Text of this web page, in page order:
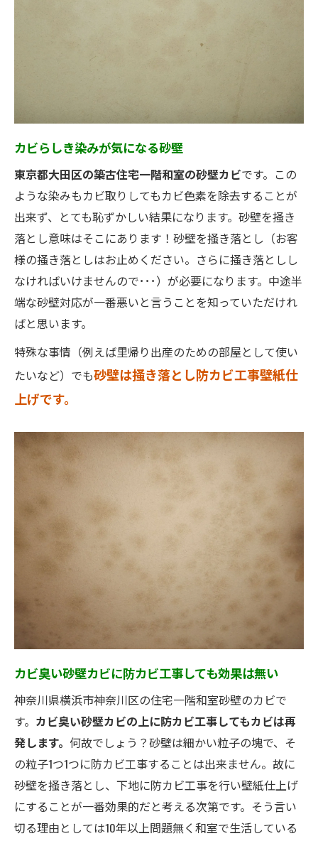
カビらしき染みが気になる砂壁
東京都大田区の築古住宅一階和室の砂壁カビです。この
ような染みもカビ取りしてもカビ色素を除去することが
出来ず、とても恥ずかしい結果になります。砂壁を掻き
落とし意味はそこにあります！砂壁を掻き落とし（お客
様の掻き落としはお止めください。さらに掻き落としし
なければいけませんので･･･）が必要になります。中途半
端な砂壁対応が一番悪いと言うことを知っていただけれ
ばと思います。
特殊な事情（例えば里帰り出産のための部屋として使い
たいなど）でも砂壁は掻き落とし防カビ工事壁紙仕
上げです。
カビ臭い砂壁カビに防カビ工事しても効果は無い
神奈川県横浜市神奈川区の住宅一階和室砂壁のカビで
す。 カビ臭い砂壁カビの上に防カビ工事してもカビは再
発します。 何故でしょう？砂壁は細かい粒子の塊で、そ
の粒子1つ1つに防カビ工事することは出来ません。故に
砂壁を掻き落とし、下地に防カビ工事を行い壁紙仕上げ
にすることが一番効果的だと考える次第です。そう言い
切る理由としては10年以上問題無く和室で生活している